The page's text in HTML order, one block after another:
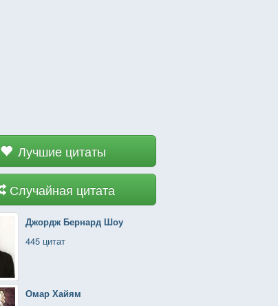
Лучшие цитаты
Случайная цитата
Джордж Бернард Шоу
445 цитат
Омар Хайям